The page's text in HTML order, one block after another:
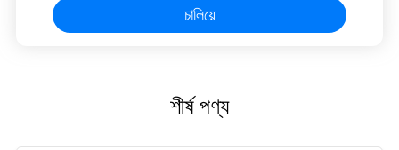
চালিয়ে
শীর্ষ পণ্য